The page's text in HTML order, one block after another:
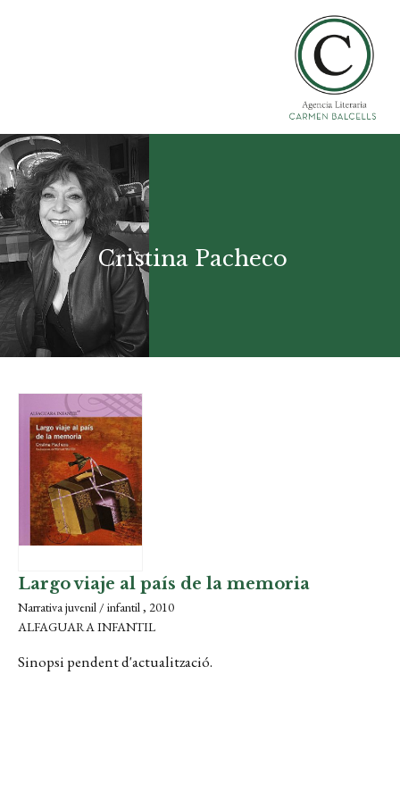
Cristina Pacheco
Largo viaje al país de la memoria
Narrativa juvenil / infantil , 2010
ALFAGUARA INFANTIL
Sinopsi pendent d'actualització.